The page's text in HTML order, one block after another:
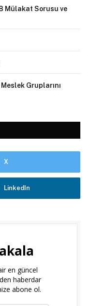
Mülakat Sorusu ve
Gruplarını
X
LinkedIn
en güncel
haberdar
abone ol.